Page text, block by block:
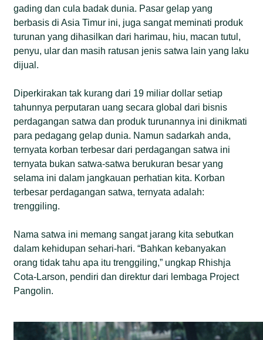
gading dan cula badak dunia. Pasar gelap yang
berbasis di Asia Timur ini, juga sangat meminati produk
turunan yang dihasilkan dari harimau, hiu, macan tutul,
penyu, ular dan masih ratusan jenis satwa lain yang laku
dijual.
Diperkirakan tak kurang dari 19 miliar dollar setiap
tahunnya perputaran uang secara global dari bisnis
perdagangan satwa dan produk turunannya ini dinikmati
para pedagang gelap dunia. Namun sadarkah anda,
ternyata korban terbesar dari perdagangan satwa ini
ternyata bukan satwa-satwa berukuran besar yang
selama ini dalam jangkauan perhatian kita. Korban
terbesar perdagangan satwa, ternyata adalah:
trenggiling.
Nama satwa ini memang sangat jarang kita sebutkan
dalam kehidupan sehari-hari. “Bahkan kebanyakan
orang tidak tahu apa itu trenggiling,” ungkap Rhishja
Cota-Larson, pendiri dan direktur dari lembaga Project
Pangolin.